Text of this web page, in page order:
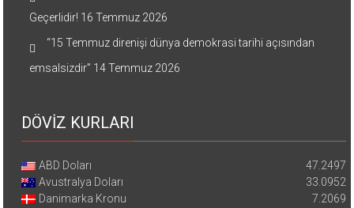
Geçerlidir! 16 Temmuz 2026
“15 Temmuz direnişi dünya demokrasi tarihi açısından
emsalsizdir” 14 Temmuz 2026
DÖVİZ KURLARI
ABD Doları
47.2497
Avustralya Doları
33.0952
Danimarka Kronu
7.2069